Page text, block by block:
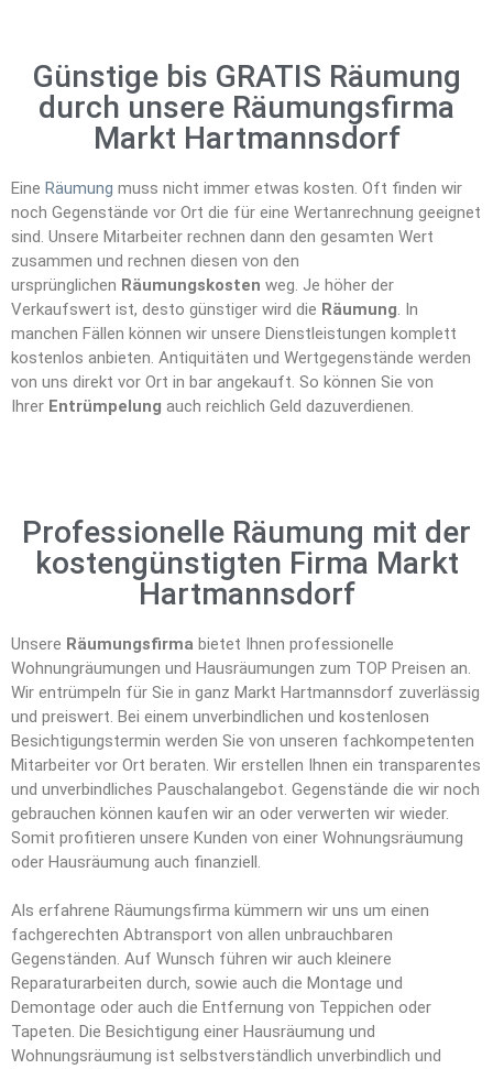
Günstige bis GRATIS Räumung
durch unsere Räumungsfirma
Markt Hartmannsdorf
Eine Räumung muss nicht immer etwas kosten. Oft finden wir
noch Gegenstände vor Ort die für eine Wertanrechnung geeignet
sind. Unsere Mitarbeiter rechnen dann den gesamten Wert
zusammen und rechnen diesen von den
ursprünglichen Räumungskosten weg. Je höher der
Verkaufswert ist, desto günstiger wird die Räumung. In
manchen Fällen können wir unsere Dienstleistungen komplett
kostenlos anbieten. Antiquitäten und Wertgegenstände werden
von uns direkt vor Ort in bar angekauft. So können Sie von
Ihrer Entrümpelung auch reichlich Geld dazuverdienen.
Professionelle Räumung mit der
kostengünstigten Firma Markt
Hartmannsdorf
Unsere Räumungsfirma bietet Ihnen professionelle
Wohnungräumungen und Hausräumungen zum TOP Preisen an.
Wir entrümpeln für Sie in ganz Markt Hartmannsdorf zuverlässig
und preiswert. Bei einem unverbindlichen und kostenlosen
Besichtigungstermin werden Sie von unseren fachkompetenten
Mitarbeiter vor Ort beraten. Wir erstellen Ihnen ein transparentes
und unverbindliches Pauschalangebot. Gegenstände die wir noch
gebrauchen können kaufen wir an oder verwerten wir wieder.
Somit profitieren unsere Kunden von einer Wohnungsräumung
oder Hausräumung auch finanziell.
Als erfahrene Räumungsfirma kümmern wir uns um einen
fachgerechten Abtransport von allen unbrauchbaren
Gegenständen. Auf Wunsch führen wir auch kleinere
Reparaturarbeiten durch, sowie auch die Montage und
Demontage oder auch die Entfernung von Teppichen oder
Tapeten. Die Besichtigung einer Hausräumung und
Wohnungsräumung ist selbstverständlich unverbindlich und